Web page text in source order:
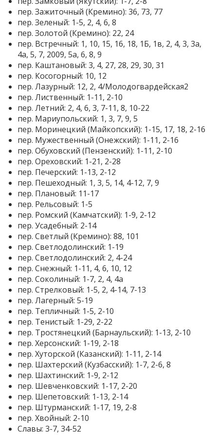
пер. Зажиточный (Кремино): 36, 73, 77
пер. Зеленый: 1-5, 2, 4, 6, 8
пер. Золотой (Кремино): 22, 24
пер. Встречный: 1, 10, 15, 16, 18, 1Б, 1в, 2, 4, 3, 3а,
4а, 5, 7, 2009, 5а, 6, 8, 9
пер. Каштановый: 3, 4, 27, 28, 29, 30, 31
пер. Косогорный: 10, 12
пер. Лазурный: 12, 2, 4/Молодогвардейская2
пер. Лиственный: 1-11, 2-10
пер. Летний: 2, 4, 6, 3, 7-11, 8, 10-22
пер. Мариупольский: 1, 3, 7, 9, 5
пер. Моринецкий (Майкопский): 1-15, 17, 18, 2-16
пер. Мужественный (Онежский): 1-11, 2-16
пер. Обуховский (Пензенский): 1-11, 2-10
пер. Ореховский: 1-21, 2-28
пер. Печерский: 1-13, 2-12
пер. Пешеходный: 1, 3, 5, 14, 4-12, 7, 9
пер. Плановый: 11-17
пер. Рельсовый: 1-5
пер. Ромский (Камчатский): 1-9, 2-12
пер. Усадебный: 2-14
пер. Светлый (Кремино): 88, 101
пер. Светлодолинский: 1-19
пер. Светлодолинский: 2, 4-24
пер. Снежный: 1-11, 4, 6, 10, 12
пер. Соколиный: 1-7, 2, 4, 4а
пер. Стрелковый: 1-5, 2, 4-14, 7-13
пер. Лагерный: 5-19
пер. Тепличный: 1-5, 2-10
пер. Тенистый: 1-29, 2-22
пер. Тростянецкий (Барнаульский): 1-13, 2-10
пер. Херсонский: 1-19, 2-18
пер. Хуторской (Казанский): 1-11, 2-14
пер. Шахтерский (Кузбасский): 1-7, 2-6, 8
пер. Шахтинский: 1-9, 2-12
пер. Шевченковский: 1-17, 2-20
пер. Шепетовский: 1-13, 2-14
пер. Штурманский: 1-17, 19, 2-8
пер. Хвойный: 2-10
Славы: 3-7, 34-52